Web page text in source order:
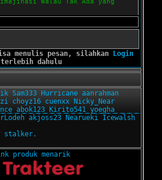
menulis pesan, silahkan
Login
terlebih dahulu
Sam333 Hurricane aanrahman
choyz16 cuenxx
Nicky_Near
abok123 Kirito541 yoegha
akjoss23 Nearueki Icewalsh
stalker.
produk menarik